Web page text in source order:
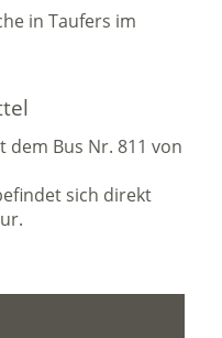
in Taufers im
Bus Nr. 811 von
sich direkt